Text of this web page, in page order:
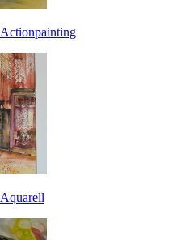
Actionpainting
Aquarell